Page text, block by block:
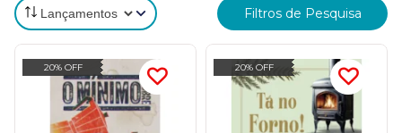
Filtros de Pesquisa
20% OFF 20% OFF